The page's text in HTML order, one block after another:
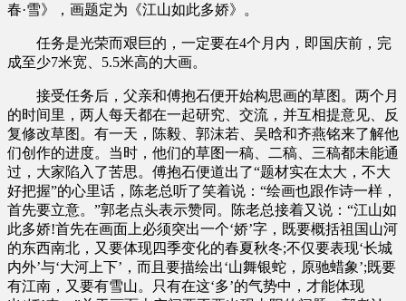
春·雪》，画题定为《江山如此多娇》。
任务是光荣而艰巨的，一定要在4个月内，即国庆前，完
成至少7米宽、5.5米高的大画。
接受任务后，父亲和傅抱石便开始构思画的草图。两个月
的时间里，两人每天都在一起研究、交流，并互相提意见、反
复修改草图。有一天，陈毅、郭沫若、吴晗和齐燕铭来了解他
们创作的进度。当时，他们的草图一稿、二稿、三稿都未能通
过，大家陷入了苦思。傅抱石便道出了“题材实在太大，不大
好把握”的心里话，陈老总听了笑着说：“绘画也跟作诗一样，
首先要立意。”郭老点头表示赞同。陈老总接着又说：“江山如
此多娇!首先在画面上必须突出一个‘娇’字，既要概括祖国山河
的东西南北，又要体现四季变化的春夏秋冬;不仅要表现‘长城
内外’与‘大河上下’，而且要描绘出‘山舞银蛇，原驰蜡象’;既要
有江南，又要有雪山。只有在这‘多’的气势中，才能体现